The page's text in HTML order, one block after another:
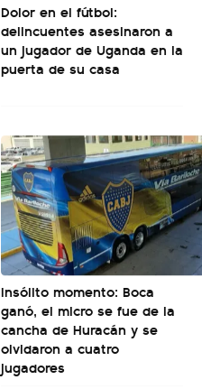
Dolor en el fútbol:
delincuentes asesinaron a
un jugador de Uganda en la
puerta de su casa
Insólito momento: Boca
ganó, el micro se fue de la
cancha de Huracán y se
olvidaron a cuatro
jugadores